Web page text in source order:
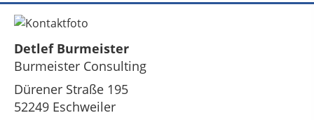
Detlef Burmeister
Burmeister Consulting
Dürener Straße 195
52249 Eschweiler